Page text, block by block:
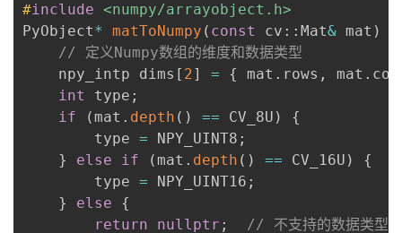
藏
#include <numpy/arrayobject.h>
PyObject* matToNumpy ( const cv :: Mat& mat )
// 定义Numpy数组的维度和数据类型
    npy_intp dims
[ 2] = { mat . rows , mat .
int
type ;
if
( mat . depth ( ) == CV_8U )
{
        type
= NPY_UINT8 ;
}
else if ( mat . depth ( ) == CV_16U )
{
        type
= NPY_UINT16 ;
}
else
{
return
nullptr ;
// 不支持的数据类型